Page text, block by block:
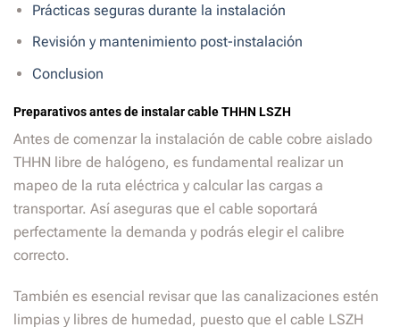
Prácticas seguras durante la instalación
Revisión y mantenimiento post-instalación
Conclusion
Preparativos antes de instalar cable THHN LSZH
Antes de comenzar la instalación de cable cobre aislado
THHN libre de halógeno, es fundamental realizar un
mapeo de la ruta eléctrica y calcular las cargas a
transportar. Así aseguras que el cable soportará
perfectamente la demanda y podrás elegir el calibre
correcto.
También es esencial revisar que las canalizaciones estén
limpias y libres de humedad, puesto que el cable LSZH